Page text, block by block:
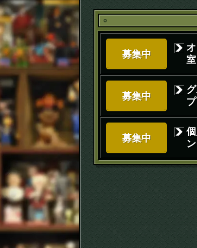
募集中
募集中
募集中
ン